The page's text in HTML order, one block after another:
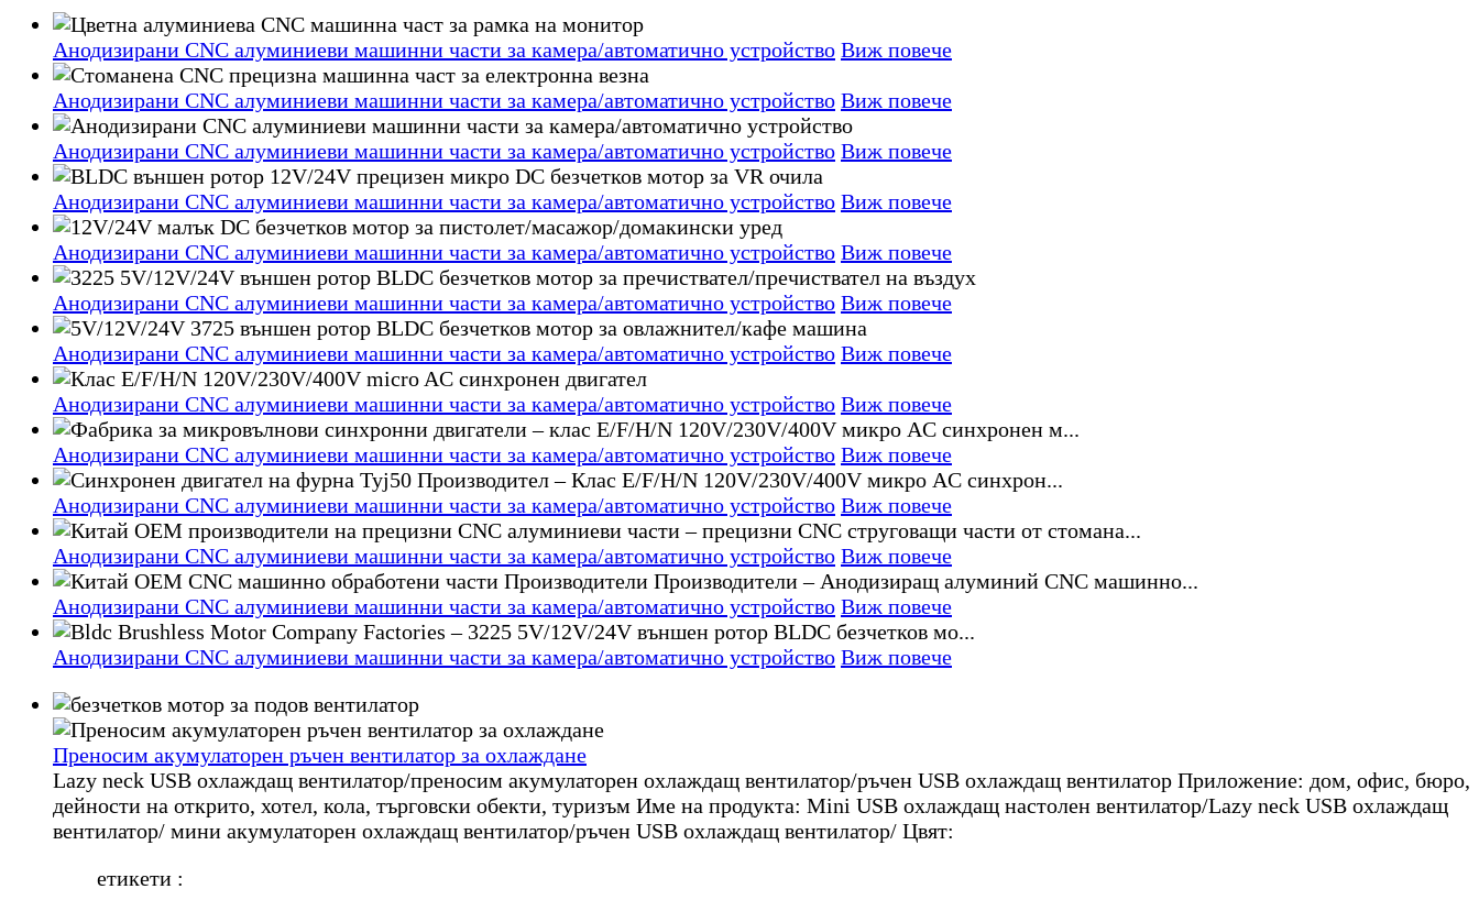
Анодизирани CNC алуминиеви машинни части за камера/автоматично устройство Виж повече
Анодизирани CNC алуминиеви машинни части за камера/автоматично устройство Виж повече
Анодизирани CNC алуминиеви машинни части за камера/автоматично устройство Виж повече
Анодизирани CNC алуминиеви машинни части за камера/автоматично устройство Виж повече
Анодизирани CNC алуминиеви машинни части за камера/автоматично устройство Виж повече
Анодизирани CNC алуминиеви машинни части за камера/автоматично устройство Виж повече
Анодизирани CNC алуминиеви машинни части за камера/автоматично устройство Виж повече
Анодизирани CNC алуминиеви машинни части за камера/автоматично устройство Виж повече
Анодизирани CNC алуминиеви машинни части за камера/автоматично устройство Виж повече
Анодизирани CNC алуминиеви машинни части за камера/автоматично устройство Виж повече
Анодизирани CNC алуминиеви машинни части за камера/автоматично устройство Виж повече
Анодизирани CNC алуминиеви машинни части за камера/автоматично устройство Виж повече
Анодизирани CNC алуминиеви машинни части за камера/автоматично устройство Виж повече
Преносим акумулаторен ръчен вентилатор за охлаждане
Lazy neck USB охлаждащ вентилатор/преносим акумулаторен охлаждащ вентилатор/ръчен USB охлаждащ вентилатор Приложение: дом, офис, бюро,
дейности на открито, хотел, кола, търговски обекти, туризъм Име на продукта: Mini USB охлаждащ настолен вентилатор/Lazy neck USB охлаждащ
вентилатор/ мини акумулаторен охлаждащ вентилатор/ръчен USB охлаждащ вентилатор/ Цвят:
етикети :